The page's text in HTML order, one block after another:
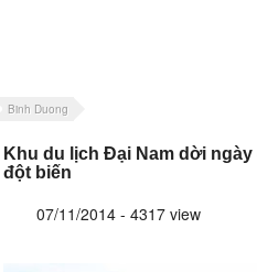
Binh Duong
Khu du lịch Đại Nam dời
đột biến
07/11/2014 - 4317 view